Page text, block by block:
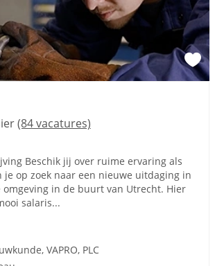
(84 vacatures)
Beschik jij over ruime ervaring als
je op zoek naar een nieuwe uitdaging in
omgeving in de buurt van Utrecht. Hier
salaris...
VAPRO, PLC